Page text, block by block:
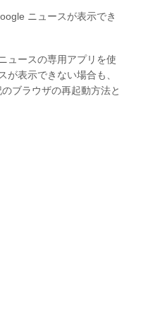
ニュースが表示でき
ュースの専用アプリを使
が表示できない場合も、
ブラウザの再起動方法と